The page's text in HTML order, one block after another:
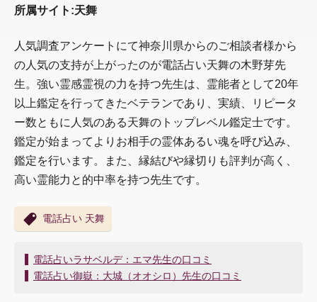
所属サイト:天舞
人気調査アンケートにて神奈川県からのご相談者様から
の人気の支持が上がったのが電話占い天舞の木野芽先
生。強い霊感霊視の力を持つ先生は、霊能者として20年
以上鑑定を行ってきたベテランであり、実績、リピータ
ー数ともに人気のある天舞のトップレベル鑑定士です。
鑑定が始まってよりお相手の霊体あるい魂を呼び込み、
鑑定を行います。また、縁結びや縁切りも評判が高く、
高い霊能力と的中率を持つ先生です。
電話占い 天舞
投
稿
電話占いラサベルデ：エマ先生の口コミ
電話占い御嶽：大城（オオシロ）先生の口コミ